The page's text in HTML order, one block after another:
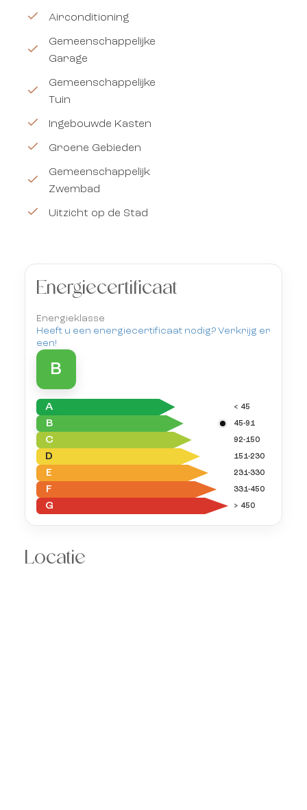
Airconditioning
Gemeenschappelijke
Garage
Gemeenschappelijke
Tuin
Ingebouwde Kasten
Groene Gebieden
Gemeenschappelijk
Zwembad
Uitzicht op de Stad
Energiecertificaat
Energieklasse
Heeft u een energiecertificaat nodig? Verkrijg er
een!
B
A < 45
B 45-91
C 92-150
D 151-230
E 231-330
F 331-450
G > 450
Locatie